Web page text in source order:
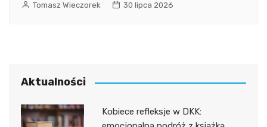
Tomasz Wieczorek 30 lipca 2026
Aktualności
Kobiece refleksje w DKK: